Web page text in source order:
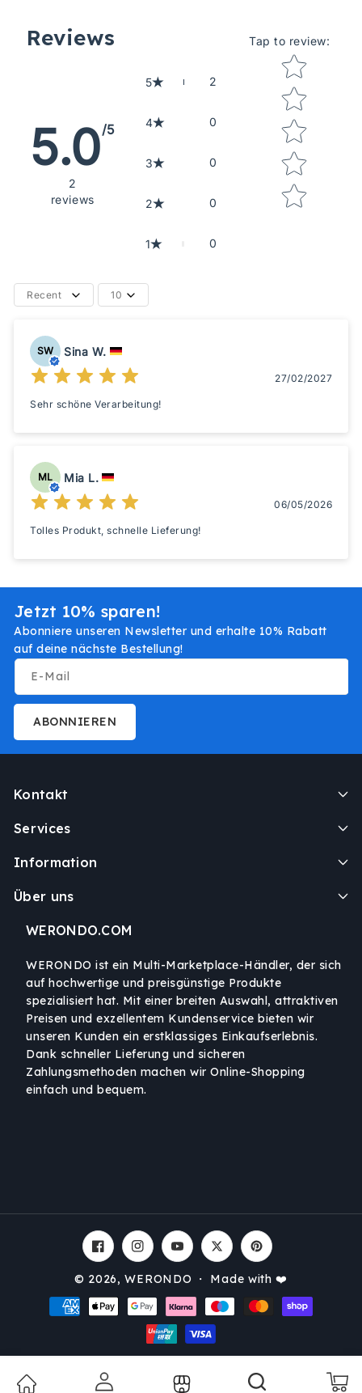
Reviews
5.0/5
2
reviews
5 2
4 0
3 0
2 0
1 0
Tap to review:
Star rating
Recent 10
SW Sina W.
27/02/2027
Sehr schöne Verarbeitung!
ML Mia L.
06/05/2026
Tolles Produkt, schnelle Lieferung!
Jetzt 10% sparen!
Abonniere unseren Newsletter und erhalte 10% Rabatt
auf deine nächste Bestellung!
E-Mail
ABONNIEREN
Kontakt
Services
Information
Über uns
WERONDO.COM
WERONDO ist ein Multi-Marketplace-Händler, der sich
auf hochwertige und preisgünstige Produkte
spezialisiert hat. Mit einer breiten Auswahl, attraktiven
Preisen und exzellentem Kundenservice bieten wir
unseren Kunden ein erstklassiges Einkaufserlebnis.
Dank schneller Lieferung und sicheren
Zahlungsmethoden machen wir Online-Shopping
einfach und bequem.
FacebookInstagramYouTubeTwitter Pinterest
© 2026,WERONDO
・ Made with ❤️
Zahlungsmethoden